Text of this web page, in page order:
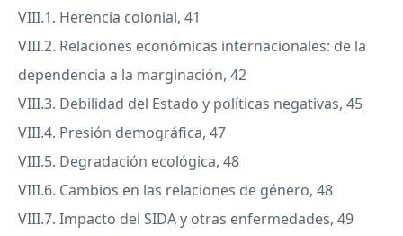
VIII.1. Herencia colonial, 41
VIII.2. Relaciones económicas internacionales: de la
dependencia a la marginación, 42
VIII.3. Debilidad del Estado y políticas negativas, 45
VIII.4. Presión demográfica, 47
VIII.5. Degradación ecológica, 48
VIII.6. Cambios en las relaciones de género, 48
VIII.7. Impacto del SIDAy otras enfermedades, 49